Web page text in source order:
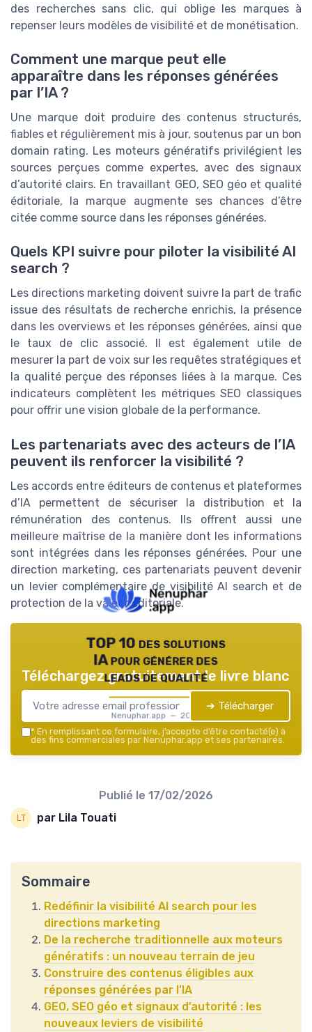
des recherches sans clic, qui oblige les marques à
repenser leurs modèles de visibilité et de monétisation.
Comment une marque peut elle
apparaître dans les réponses générées
par l’IA ?
Une marque doit produire des contenus structurés,
fiables et régulièrement mis à jour, soutenus par un bon
domain rating. Les moteurs génératifs privilégient les
sources perçues comme expertes, avec des signaux
d’autorité clairs. En travaillant GEO, SEO géo et qualité
éditoriale, la marque augmente ses chances d’être
citée comme source dans les réponses générées.
Quels KPI suivre pour piloter la visibilité AI
search ?
Les directions marketing doivent suivre la part de trafic
issue des résultats de recherche enrichis, la présence
dans les overviews et les réponses générées, ainsi que
le taux de clic associé. Il est également utile de
mesurer la part de voix sur les requêtes stratégiques et
la qualité perçue des réponses liées à la marque. Ces
indicateurs complètent les métriques SEO classiques
pour offrir une vision globale de la performance.
Les partenariats avec des acteurs de l’IA
peuvent ils renforcer la visibilité ?
Les accords entre éditeurs de contenus et plateformes
d’IA permettent de sécuriser la distribution et la
rémunération des contenus. Ils offrent aussi une
meilleure maîtrise de la manière dont les informations
sont intégrées dans les réponses générées. Pour une
direction marketing, ces partenariats peuvent devenir
un levier complémentaire de visibilité AI search et de
protection de la valeur éditoriale.
TOP 10 des solutions
IA pour générer des
leads de qualité
Nenuphar.app — 2026
Téléchargez gratuitement le livre blanc
➔ Télécharger
* En remplissant ce formulaire, j’accepte d’être contacté(e) à
des fins commerciales par Nenuphar.app et ses partenaires.
Publié le 17/02/2026
par Lila Touati
Sommaire
Redéfinir la visibilité AI search pour les
directions marketing
De la recherche traditionnelle aux moteurs
génératifs : un nouveau terrain de jeu
Construire des contenus éligibles aux
réponses générées par l’IA
GEO, SEO géo et signaux d’autorité : les
nouveaux leviers de visibilité